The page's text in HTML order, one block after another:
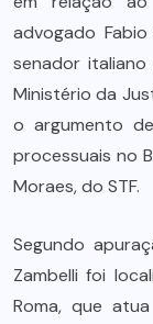
advogado
senador
Ministério da
o argumento
processuais no
Moraes, do STF.
Segundo
Zambelli foi
Roma, que